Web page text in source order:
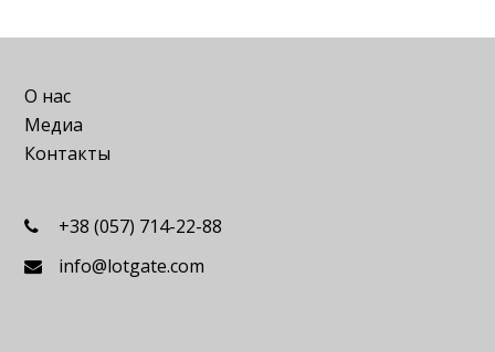
О нас
Медиа
Контакты
+38 (057) 714-22-88
info@lotgate.com